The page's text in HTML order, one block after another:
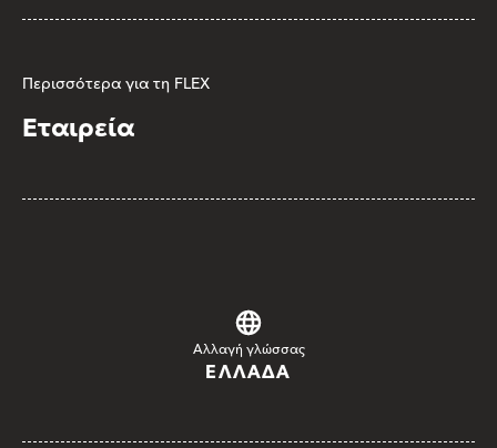
Περισσότερα για τη FLEX
Εταιρεία
Αλλαγή γλώσσας
ΕΛΛΆΔΑ